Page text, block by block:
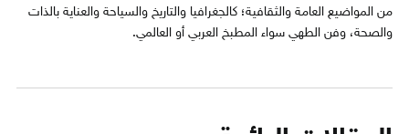
من المواضيع العامة والثقافية؛ كالجغرافيا والتاريخ والسياحة والعناية بالذات
والصحة، وفن الطهي سواء المطبخ العربي أو العالمي.